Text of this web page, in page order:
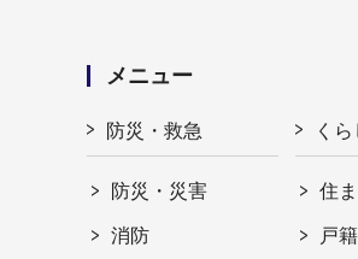
メニュー
防災・救急
防災・災害
消防
く
住
戸